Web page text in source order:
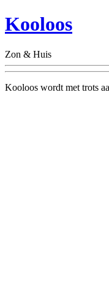
Kooloos
Zon & Huis
Kooloos wordt met trots